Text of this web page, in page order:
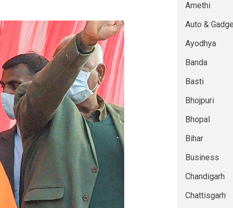
Amethi
Auto &
Ayodhya
Banda
Basti
Bhojpuri
Bhopal
Bihar
Business
Chandigarh
Chattisgarh